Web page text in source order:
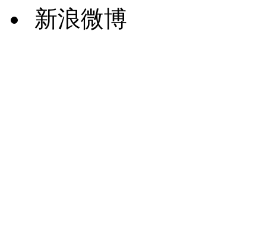
新浪微博